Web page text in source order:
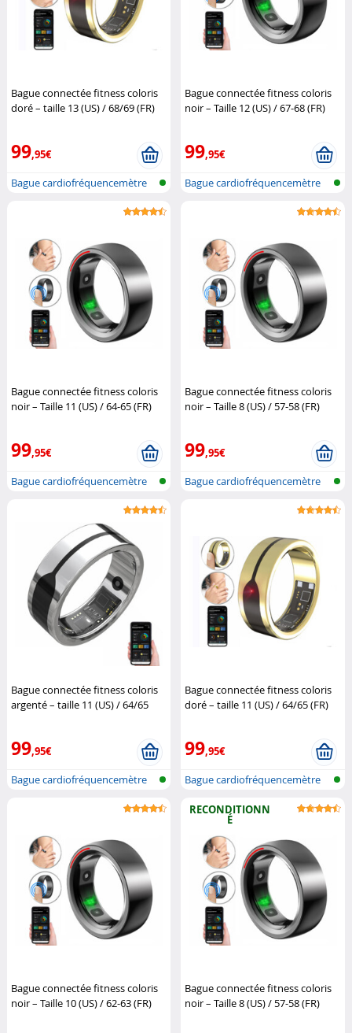
Bague connectée fitness coloris
doré – taille 13 (US) / 68/69 (FR)
99,95€
Bague cardiofréquencemètre
Bague connectée fitness coloris
noir – Taille 12 (US) / 67-68 (FR)
99,95€
Bague cardiofréquencemètre
Bague connectée fitness coloris
noir – Taille 11 (US) / 64-65 (FR)
99,95€
Bague cardiofréquencemètre
Bague connectée fitness coloris
noir – Taille 8 (US) / 57-58 (FR)
99,95€
Bague cardiofréquencemètre
Bague connectée fitness coloris
argenté – taille 11 (US) / 64/65
99,95€
Bague cardiofréquencemètre
Bague connectée fitness coloris
doré – taille 11 (US) / 64/65 (FR)
99,95€
Bague cardiofréquencemètre
Bague connectée fitness coloris
noir – Taille 10 (US) / 62-63 (FR)
RECONDITIONN
É
Bague connectée fitness coloris
noir – Taille 8 (US) / 57-58 (FR)